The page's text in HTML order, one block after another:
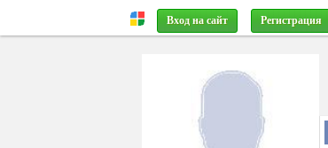
Вход на сайт Регистрация